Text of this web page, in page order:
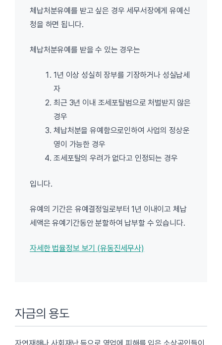
체납처분유예를 받고 싶은 경우 세무서장에게 유예신
청을 하면 됩니다.
체납처분유예를 받을 수 있는 경우는
1년 이상 성실히 장부를 기장하거나 성실납세
자
최근 3년 이내 조세포탈범으로 처벌받지 않은
경우
체납처분을 유예함으로인하여 사업의 정상운
영이 가능한 경우
조세포탈의 우려가 없다고 인정되는 경우
입니다.
유예의 기간은 유예결정일로부터 1년 이내이고 체납
세액은 유예기간동안 분할하여 납부할 수 있습니다.
자세한 법율정보 보기 (유동진세무사)
자금의 용도